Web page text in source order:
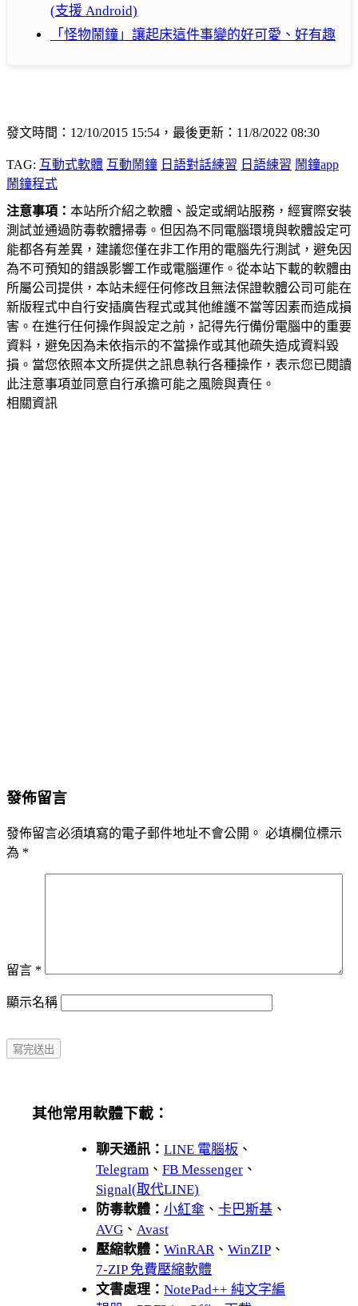
(支援 Android)
「怪物鬧鐘」讓起床這件事變的好可愛、好有趣
發文時間：12/10/2015 15:54，最後更新：11/8/2022 08:30
TAG: 互動式軟體 互動鬧鐘 日語對話練習 日語練習 鬧鐘app
鬧鐘程式
注意事項： 本站所介紹之軟體、設定或網站服務，經實際安裝
測試並通過防毒軟體掃毒。但因為不同電腦環境與軟體設定可
能都各有差異，建議您僅在非工作用的電腦先行測試，避免因
為不可預知的錯誤影響工作或電腦運作。從本站下載的軟體由
所屬公司提供，本站未經任何修改且無法保證軟體公司可能在
新版程式中自行安插廣告程式或其他維護不當等因素而造成損
害。在進行任何操作與設定之前，記得先行備份電腦中的重要
資料，避免因為未依指示的不當操作或其他疏失造成資料毀
損。當您依照本文所提供之訊息執行各種操作，表示您已閱讀
此注意事項並同意自行承擔可能之風險與責任。
相關資訊
發佈留言
發佈留言必須填寫的電子郵件地址不會公開。 必填欄位標示
為 *
留言 *
顯示名稱
其他常用軟體下載：
聊天通訊： LINE 電腦板 、
Telegram 、 FB Messenger 、
Signal(取代LINE)
防毒軟體： 小紅傘 、 卡巴斯基 、
AVG 、 Avast
壓縮軟體： WinRAR、 WinZIP 、
7-ZIP 免費壓縮軟體
文書處理： NotePad++ 純文字編